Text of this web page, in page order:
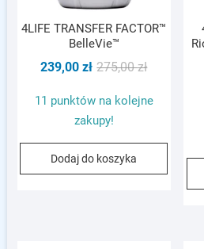
4LIFE TRANSFER FACTOR™
BelleVie™
275,00złPierwotna
wynosiła:
239,00zł
Aktualna
wynosi:
11 punktów na kolejne
zakupy!
Dodaj do koszyka